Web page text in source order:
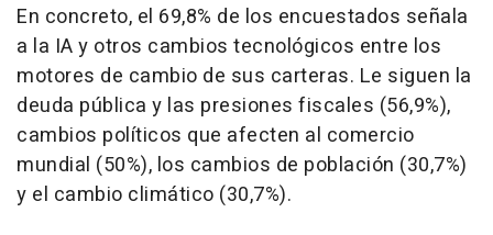
En concreto, el 69,8% de los encuestados señala
a la IA y otros cambios tecnológicos entre los
motores de cambio de sus carteras. Le siguen la
deuda pública y las presiones fiscales (56,9%),
cambios políticos que afecten al comercio
mundial (50%), los cambios de población (30,7%)
y el cambio climático (30,7%).